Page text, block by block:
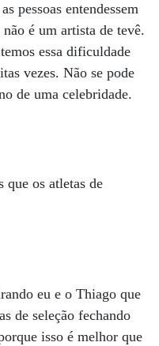
pessoas entendessem
é um artista de tevê.
essa dificuldade
vezes. Não se pode
de uma celebridade.
que os atletas de
eu e o Thiago que
de seleção fechando
isso é melhor que